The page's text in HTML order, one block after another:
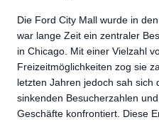
Die Ford City Mall wurde in
war lange Zeit ein zentraler
in Chicago. Mit einer Vielzahl
Freizeitmöglichkeiten zog sie
letzten Jahren jedoch sah sich
sinkenden Besucherzahlen
Geschäfte konfrontiert. Diese